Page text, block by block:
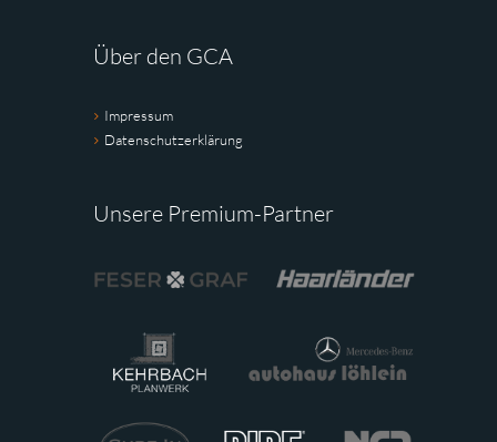
Über den GCA
Impressum
Datenschutzerklärung
Unsere Premium-Partner